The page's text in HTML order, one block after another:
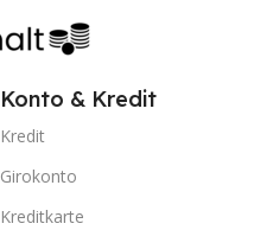
Konto & Kredit
Kredit
Girokonto
Kreditkarte